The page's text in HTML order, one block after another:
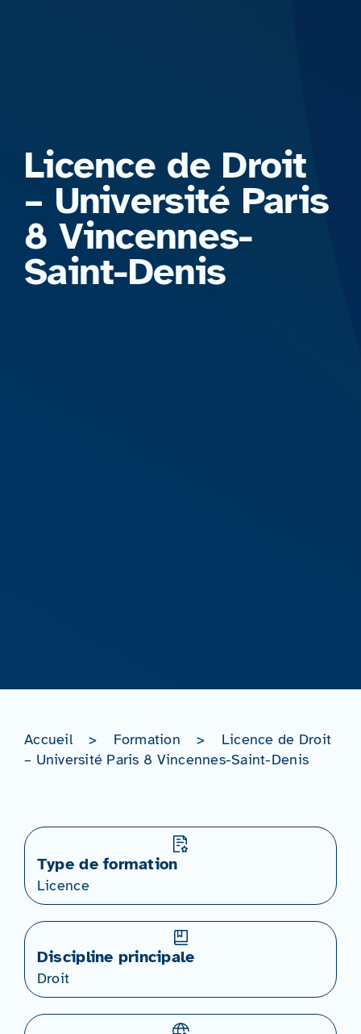
Licence de Droit
– Université Paris
8 Vincennes-
Saint-Denis
Accueil > Formation >
Licence de Droit
– Université Paris 8 Vincennes-Saint-Denis
Type de formation
Licence
Discipline principale
Droit